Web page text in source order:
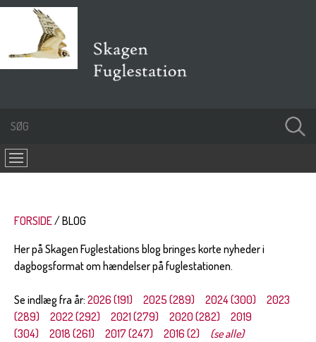
FORSIDE
BLOG
Her på Skagen Fuglestations blog bringes korte nyheder i
dagbogsformat om hændelser på fuglestationen.
Se indlæg fra år: 2026 (191) 2025 (289) 2024 (300)
2023
(289)
2022 (292) 2021 (279) 2020 (282)
2019
(304)
2018 (261) 2017 (247) 2016 (2) (se alle)